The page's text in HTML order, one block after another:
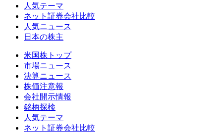
人気テーマ
ネット証券会社比較
人気ニュース
日本の株主
米国株トップ
市場ニュース
決算ニュース
株価注意報
会社開示情報
銘柄探検
人気テーマ
ネット証券会社比較